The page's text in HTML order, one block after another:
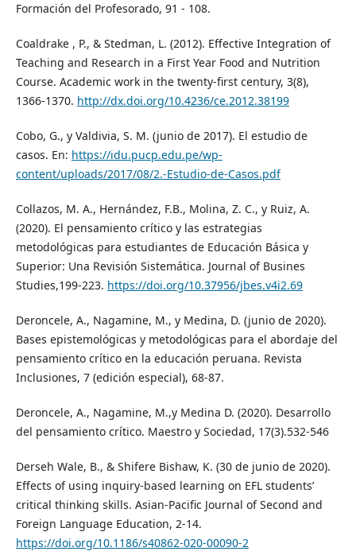
Formación del Profesorado, 91 - 108.
Coaldrake , P., & Stedman, L. (2012). Effective Integration of
Teaching and Research in a First Year Food and Nutrition
Course. Academic work in the twenty-first century, 3(8),
1366-1370. http://dx.doi.org/10.4236/ce.2012.38199
Cobo, G., y Valdivia, S. M. (junio de 2017). El estudio de
casos. En: https://idu.pucp.edu.pe/wp-
content/uploads/2017/08/2.-Estudio-de-Casos.pdf
Collazos, M. A., Hernández, F.B., Molina, Z. C., y Ruiz, A.
(2020). El pensamiento crítico y las estrategias
metodológicas para estudiantes de Educación Básica y
Superior: Una Revisión Sistemática. Journal of Busines
Studies,199-223. https://doi.org/10.37956/jbes.v4i2.69
Deroncele, A., Nagamine, M., y Medina, D. (junio de 2020).
Bases epistemológicas y metodológicas para el abordaje del
pensamiento crítico en la educación peruana. Revista
Inclusiones, 7 (edición especial), 68-87.
Deroncele, A., Nagamine, M.,y Medina D. (2020). Desarrollo
del pensamiento crítico. Maestro y Sociedad, 17(3).532-546
Derseh Wale, B., & Shifere Bishaw, K. (30 de junio de 2020).
Effects of using inquiry-based learning on EFL students’
critical thinking skills. Asian-Pacific Journal of Second and
Foreign Language Education, 2-14.
https://doi.org/10.1186/s40862-020-00090-2